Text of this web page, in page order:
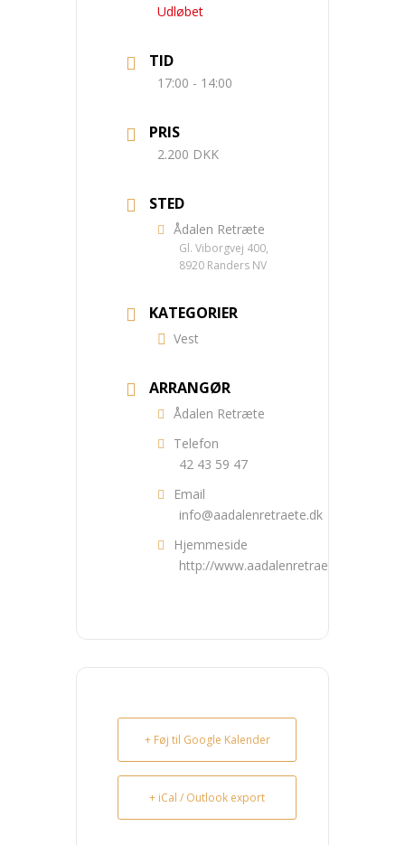
Udløbet
TID
17:00 - 14:00
PRIS
2.200 DKK
STED
Ådalen Retræte
Gl. Viborgvej 400,
8920 Randers NV
KATEGORIER
Vest
ARRANGØR
Ådalen Retræte
Telefon
42 43 59 47
Email
info@aadalenretraete.dk
Hjemmeside
http://www.aadalenretraete.dk
+ Føj til Google Kalender
+ iCal / Outlook export